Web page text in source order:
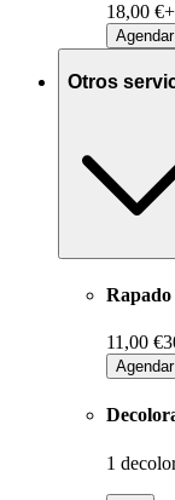
18,00 €+
Agendar
Otros
Rapado
11,00 €
Agendar
1